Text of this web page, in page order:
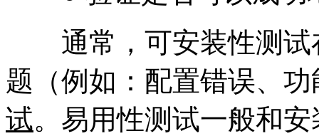
通常，可安装性测试
题（例如：配置错误、
试。易用性测试一般和